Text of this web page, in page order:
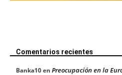
Comentarios recientes
Banka10en Preocupación en la